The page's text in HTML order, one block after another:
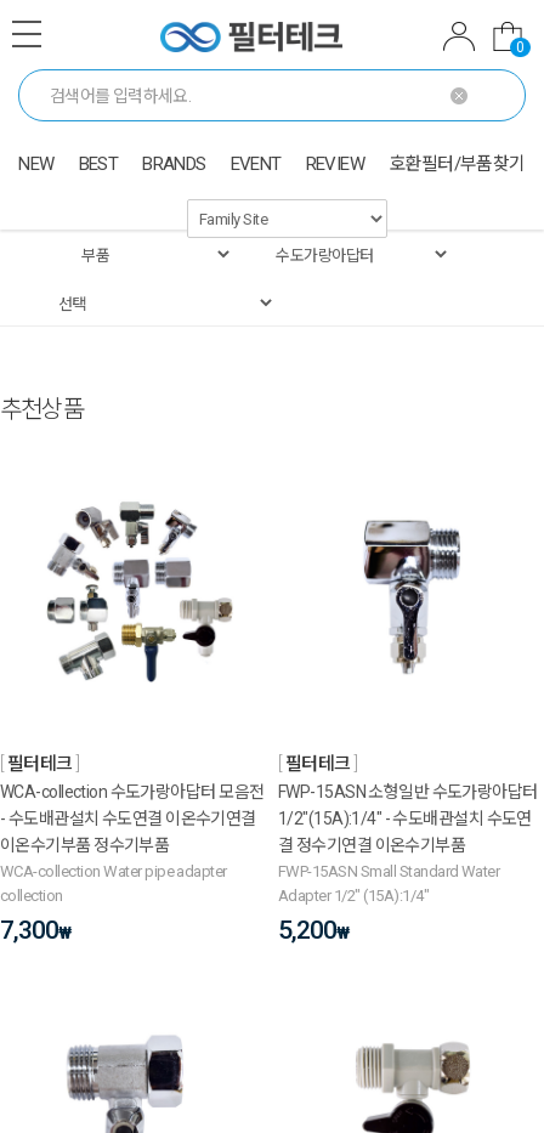
0
NEW BEST BRANDS EVENT REVIEW 호환필터/부품찾기
추천상품
필터테크
WCA-collection 수도가랑아답터 모음전
- 수도배관설치 수도연결 이온수기연결
이온수기부품 정수기부품
WCA-collection Water pipe adapter
collection
7,300₩
필터테크
FWP-15ASN 소형일반 수도가랑아답터
1/2"(15A):1/4" - 수도배관설치 수도연
결 정수기연결 이온수기부품
FWP-15ASN Small Standard Water
Adapter 1/2" (15A):1/4"
5,200₩